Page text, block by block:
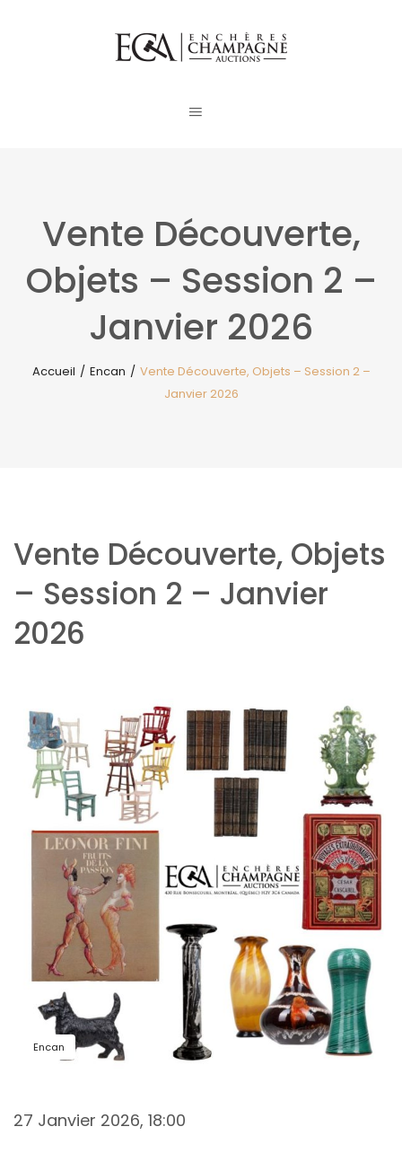
Vente Découverte,
Objets – Session 2 –
Janvier 2026
Accueil / Encan / Vente Découverte, Objets – Session 2 –
Janvier 2026
Vente Découverte, Objets
– Session 2 – Janvier
2026
Encan
27 Janvier 2026, 18:00